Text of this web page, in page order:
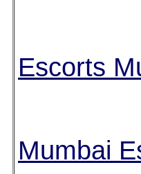
Escorts
Mumbai